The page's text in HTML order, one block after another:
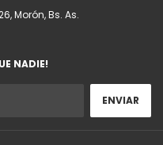
Morón, Bs. As.
NADIE!